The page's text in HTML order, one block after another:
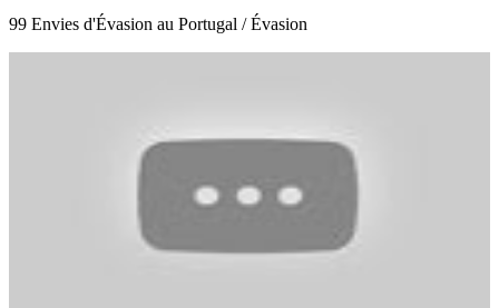
99 Envies d'Évasion au Portugal / Évasion